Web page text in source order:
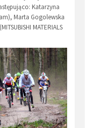
Katarzyna
Marta Gogolewska
MATERIALS